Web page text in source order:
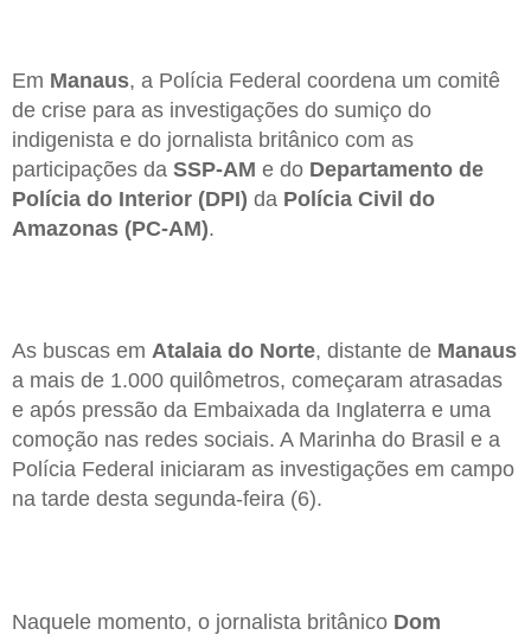
Em Manaus, a Polícia Federal coordena um comitê
de crise para as investigações do sumiço do
indigenista e do jornalista britânico com as
participações da SSP-AM e do Departamento de
Polícia do Interior (DPI) da Polícia Civil do
Amazonas (PC-AM).
As buscas em Atalaia do Norte, distante de Manaus
a mais de 1.000 quilômetros, começaram atrasadas
e após pressão da Embaixada da Inglaterra e uma
comoção nas redes sociais. A Marinha do Brasil e a
Polícia Federal iniciaram as investigações em campo
na tarde desta segunda-feira (6).
Naquele momento, o jornalista britânico Dom